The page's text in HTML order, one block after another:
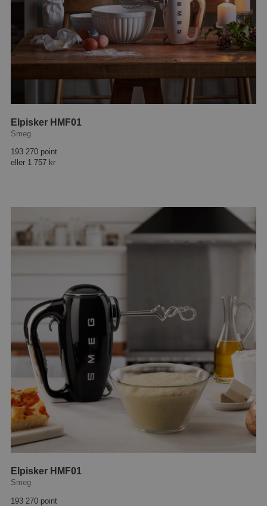
Elpisker HMF01
Smeg
193 270 point
eller 1 757 kr
Elpisker HMF01
Smeg
193 270 point